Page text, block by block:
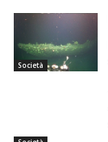
Società